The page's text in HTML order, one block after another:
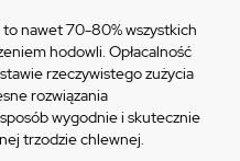
nawet 70-80% wszystkich
hodowli. Opłacalność
rzeczywistego zużycia
rozwiązania
wygodnie i skutecznie
trzodzie chlewnej.